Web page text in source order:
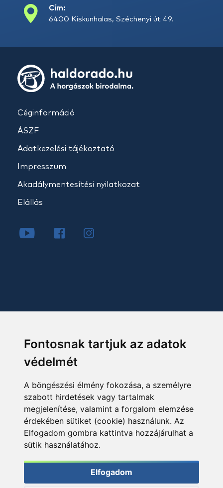
Fontosnak tartjuk az adatok
védelmét
A böngészési élmény fokozása, a személyre
szabott hirdetések vagy tartalmak
megjelenítése, valamint a forgalom elemzése
érdekében sütiket (cookie) használunk. Az
Elfogadom gombra kattintva hozzájárulhat a
sütik használatához.
Elfogadom
Cím:
6400 Kiskunhalas, Széchenyi út 49.
Céginformáció
ÁSZF
Adatkezelési tájékoztató
Impresszum
Akadálymentesítési nyilatkozat
Elállás